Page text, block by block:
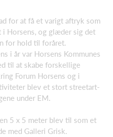
for at få et varigt aftryk som
Horsens, og glæder sig det
for hold til foråret.
i år var Horsens Kommunes
til at skabe forskellige
Forum Horsens og i
blev et stort streetart-
under EM.
5 x 5 meter blev til som et
med Galleri Grisk.